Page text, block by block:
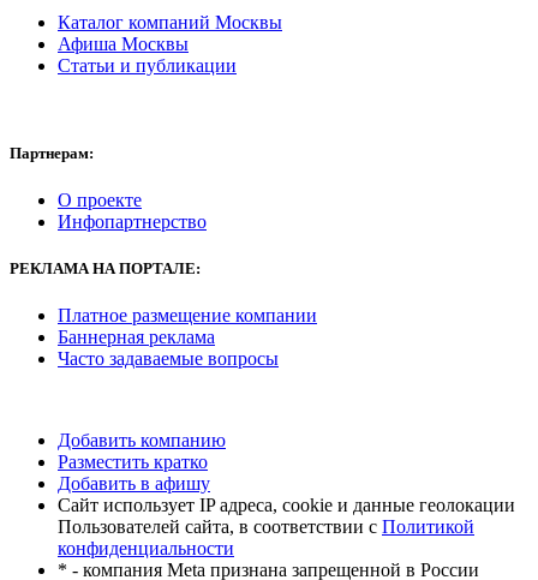
Каталог компаний Москвы
Афиша Москвы
Статьи и публикации
Партнерам:
О проекте
Инфопартнерство
РЕКЛАМАНА ПОРТАЛЕ:
Платное размещение компании
Баннерная реклама
Часто задаваемые вопросы
Добавить компанию
Разместить кратко
Добавить в афишу
Сайт использует IP адреса, cookie и данные геолокации
Пользователей сайта, в соответствии с Политикой
конфиденциальности
* - компания Meta признана запрещенной в России